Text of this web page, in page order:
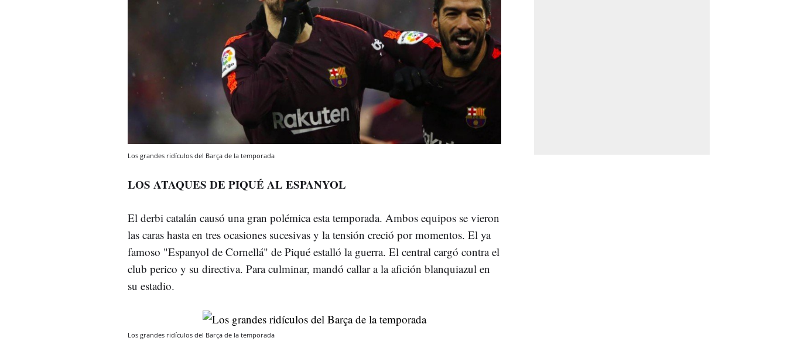
Los grandes ridículos del Barça de la temporada
LOS ATAQUES DE PIQUÉ AL ESPANYOL
El derbi catalán causó una gran polémica esta temporada. Ambos equipos se vieron
las caras hasta en tres ocasiones sucesivas y la tensión creció por momentos. El ya
famoso "Espanyol de Cornellá" de Piqué estalló la guerra. El central cargó contra el
club perico y su directiva. Para culminar, mandó callar a la afición blanquiazul en
su estadio.
Los grandes ridículos del Barça de la temporada